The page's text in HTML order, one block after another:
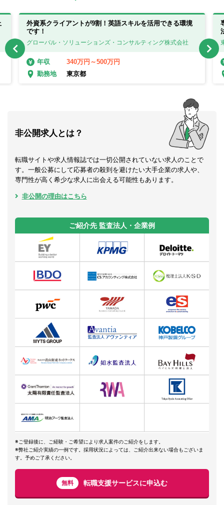
外資系クライアントが9割！英語スキルを活用できる環境
です！
グローバル・ソリューションズ・コンサルティング株式会社
年収
340万円～500万円
勤務地
東京都
非公開求人とは？
転職サイトや求人情報誌では一切公開されていない求人のことで
す。一般公募にして応募者の殺到を避けたい大手企業の求人や、
専門性が高く希少な求人に出会える可能性もあります。
非公開の理由はこちら
ご紹介先 監査法人・企業例
※ご登録後に、ご経験・ご希望により求人案件のご紹介をします。
※弊社ご紹介実績の一例です。採用状況によっては、ご紹介出来ない場合もございま
す。予めご了承ください。
無料 転職支援サービスに申込む